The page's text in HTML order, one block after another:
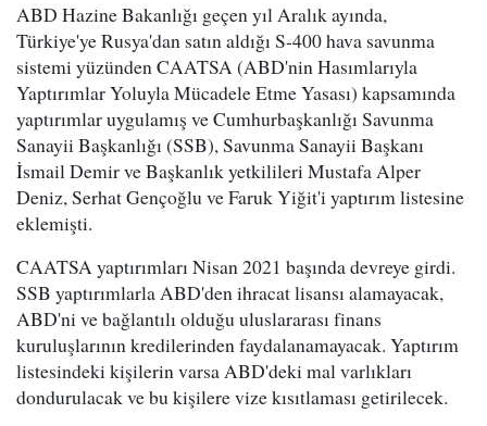
ABD Hazine Bakanlığı geçen yıl Aralık ayında,
Türkiye'ye Rusya'dan satın aldığı S-400 hava savunma
sistemi yüzünden CAATSA (ABD'nin Hasımlarıyla
Yaptırımlar Yoluyla Mücadele Etme Yasası) kapsamında
yaptırımlar uygulamış ve Cumhurbaşkanlığı Savunma
Sanayii Başkanlığı (SSB), Savunma Sanayii Başkanı
İsmail Demir ve Başkanlık yetkilileri Mustafa Alper
Deniz, Serhat Gençoğlu ve Faruk Yiğit'i yaptırım listesine
eklemişti.
CAATSA yaptırımları Nisan 2021 başında devreye girdi.
SSB yaptırımlarla ABD'den ihracat lisansı alamayacak,
ABD'ni ve bağlantılı olduğu uluslararası finans
kuruluşlarının kredilerinden faydalanamayacak. Yaptırım
listesindeki kişilerin varsa ABD'deki mal varlıkları
dondurulacak ve bu kişilere vize kısıtlaması getirilecek.